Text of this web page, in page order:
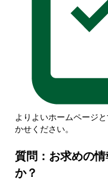
よりよいホームページ
かせください。
質問：お求めの
か？